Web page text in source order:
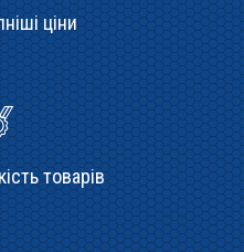
ціни
товарів